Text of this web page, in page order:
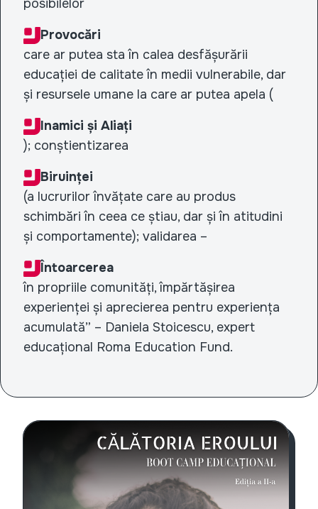
posibilelor
Provocări
care ar putea sta în calea desfășurării
educației de calitate în medii vulnerabile, dar
și resursele umane la care ar putea apela (
Inamici și Aliați
); conștientizarea
Biruinței
(a lucrurilor învățate care au produs
schimbări în ceea ce știau, dar și în atitudini
și comportamente); validarea –
Întoarcerea
în propriile comunități, împărtășirea
experienței și aprecierea pentru experiența
acumulată” – Daniela Stoicescu, expert
educațional Roma Education Fund.